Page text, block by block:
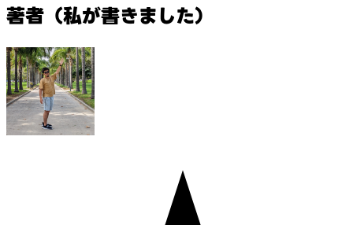
著者（私が書きました）